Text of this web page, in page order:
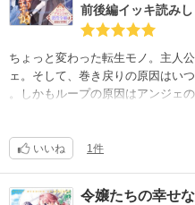
前後編イッキ読み
ちょっと変わった転生モノ。主人
ェ。そして、巻き戻りの原因はい
。しかもループの原因はアンジェ
お休みの日など時間がある時に前
いいね 1件
令嬢たちの幸せ